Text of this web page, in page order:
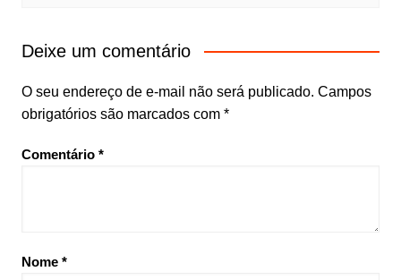
Deixe um comentário
O seu endereço de e-mail não será publicado. Campos
obrigatórios são marcados com *
Comentário *
Nome *